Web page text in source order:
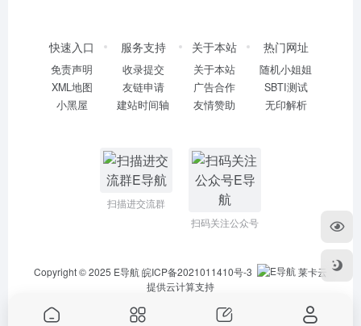
快速入口
免责声明
XML地图
小黑屋
服务支持
收录提交
友链申请
建站时间轴
关于本站
关于本站
广告合作
友情赞助
热门网址
随机小姐姐
SBTI测试
无印解析
扫描进交流群
扫码关注公众号
Copyright © 2025 E导航皖ICP备2021011410号-3
莱卡云
提供云计算支持